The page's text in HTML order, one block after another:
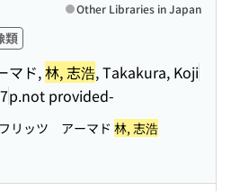
類
マド,林, 志浩, Takakura, Koji
p.not provided-
Other Libraries in Japan
リッツ アーマド 林, 志浩